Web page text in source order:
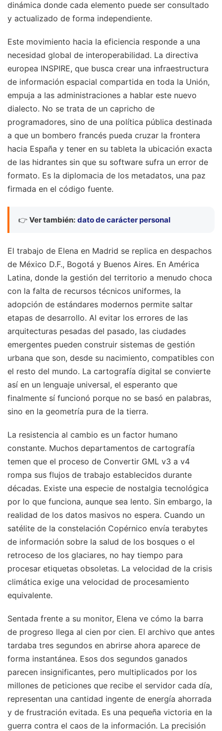
dinámica donde cada elemento puede ser consultado
y actualizado de forma independiente.
Este movimiento hacia la eficiencia responde a una
necesidad global de interoperabilidad. La directiva
europea INSPIRE, que busca crear una infraestructura
de información espacial compartida en toda la Unión,
empuja a las administraciones a hablar este nuevo
dialecto. No se trata de un capricho de
programadores, sino de una política pública destinada
a que un bombero francés pueda cruzar la frontera
hacia España y tener en su tableta la ubicación exacta
de las hidrantes sin que su software sufra un error de
formato. Es la diplomacia de los metadatos, una paz
firmada en el código fuente.
👉 Ver también: dato de carácter personal
El trabajo de Elena en Madrid se replica en despachos
de México D.F., Bogotá y Buenos Aires. En América
Latina, donde la gestión del territorio a menudo choca
con la falta de recursos técnicos uniformes, la
adopción de estándares modernos permite saltar
etapas de desarrollo. Al evitar los errores de las
arquitecturas pesadas del pasado, las ciudades
emergentes pueden construir sistemas de gestión
urbana que son, desde su nacimiento, compatibles con
el resto del mundo. La cartografía digital se convierte
así en un lenguaje universal, el esperanto que
finalmente sí funcionó porque no se basó en palabras,
sino en la geometría pura de la tierra.
La resistencia al cambio es un factor humano
constante. Muchos departamentos de cartografía
temen que el proceso de Convertir GML v3 a v4
rompa sus flujos de trabajo establecidos durante
décadas. Existe una especie de nostalgia tecnológica
por lo que funciona, aunque sea lento. Sin embargo, la
realidad de los datos masivos no espera. Cuando un
satélite de la constelación Copérnico envía terabytes
de información sobre la salud de los bosques o el
retroceso de los glaciares, no hay tiempo para
procesar etiquetas obsoletas. La velocidad de la crisis
climática exige una velocidad de procesamiento
equivalente.
Sentada frente a su monitor, Elena ve cómo la barra
de progreso llega al cien por cien. El archivo que antes
tardaba tres segundos en abrirse ahora aparece de
forma instantánea. Esos dos segundos ganados
parecen insignificantes, pero multiplicados por los
millones de peticiones que recibe el servidor cada día,
representan una cantidad ingente de energía ahorrada
y de frustración evitada. Es una pequeña victoria en la
guerra contra el caos de la información. La precisión